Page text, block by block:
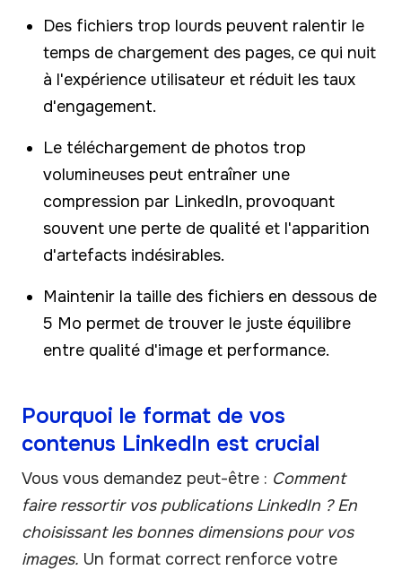
Des fichiers trop lourds peuvent ralentir le
temps de chargement des pages, ce qui nuit
à l'expérience utilisateur et réduit les taux
d'engagement.
Le téléchargement de photos trop
volumineuses peut entraîner une
compression par LinkedIn, provoquant
souvent une perte de qualité et l'apparition
d'artefacts indésirables.
Maintenir la taille des fichiers en dessous de
5 Mo permet de trouver le juste équilibre
entre qualité d'image et performance.
Pourquoi le format de vos
contenus LinkedIn est crucial
Vous vous demandez peut-être : Comment
faire ressortir vos publications LinkedIn ? En
choisissant les bonnes dimensions pour vos
images. Un format correct renforce votre